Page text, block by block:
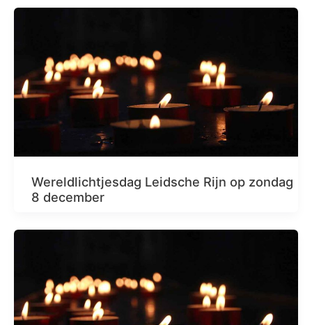
Wereldlichtjesdag Leidsche Rijn op zondag
8 december